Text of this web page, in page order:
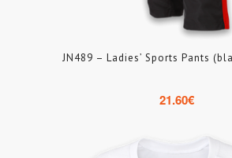
JN489 – Ladies’ Sports Pants
21.60€